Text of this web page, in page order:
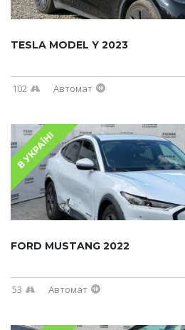
TESLA MODEL Y 2023
102 Автомат
В УКРАЇНІ
FORD MUSTANG 2022
53 Автомат